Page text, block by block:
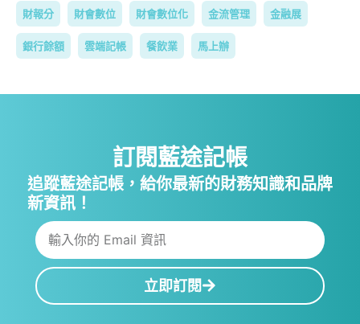
財報分 財會數位 財會數位化 金流管理 金融展
銀行餘額 雲端記帳 餐飲業 馬上辦
訂閱藍途記帳
追蹤藍途記帳，給你最新的財務知識和品牌
新資訊！
立即訂閱